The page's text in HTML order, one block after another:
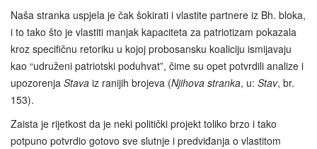
Naša stranka uspjela je čak šokirati i vlastite partnere iz Bh. bloka,
i to tako što je vlastiti manjak kapaciteta za patriotizam pokazala
kroz specifičnu retoriku u kojoj probosansku koaliciju ismijavaju
kao “udruženi patriotski poduhvat”, čime su opet potvrdili analize i
upozorenja Stava iz ranijih brojeva (Njihova stranka, u: Stav, br.
153).
Zaista je rijetkost da je neki politički projekt toliko brzo i tako
potpuno potvrdio gotovo sve slutnje i predviđanja o vlastitom